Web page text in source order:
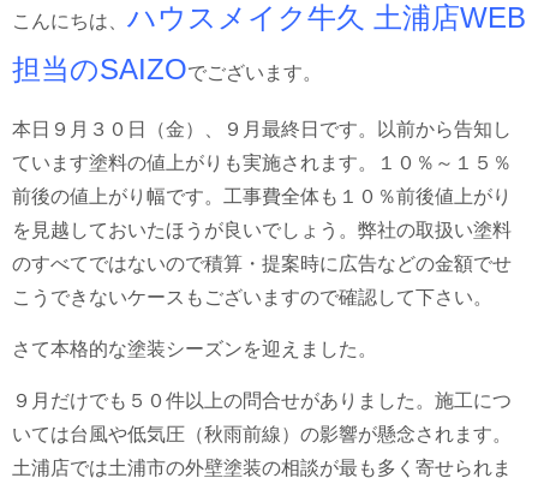
こんにちは、 ハウスメイク牛久 土浦店WEB
担当のSAIZOでございます。
本日９月３０日（金）、９月最終日です。以前から告知し
ています塗料の値上がりも実施されます。１０％～１５％
前後の値上がり幅です。工事費全体も１０％前後値上がり
を見越しておいたほうが良いでしょう。弊社の取扱い塗料
のすべてではないので積算・提案時に広告などの金額でせ
こうできないケースもございますので確認して下さい。
さて本格的な塗装シーズンを迎えました。
９月だけでも５０件以上の問合せがありました。施工につ
いては台風や低気圧（秋雨前線）の影響が懸念されます。
土浦店では土浦市の外壁塗装の相談が最も多く寄せられま